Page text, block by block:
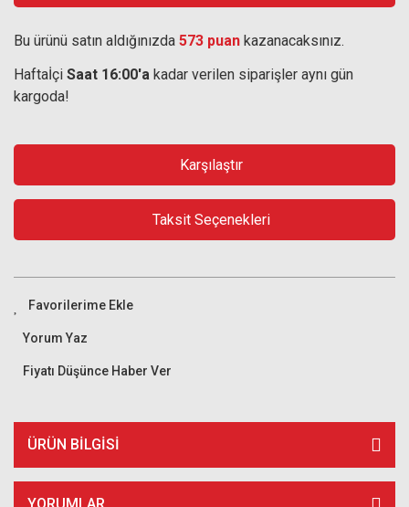
Bu ürünü satın aldığınızda 573 puan kazanacaksınız.
Haftaİçi Saat 16:00'a kadar verilen siparişler aynı gün
kargoda!
Karşılaştır
Taksit Seçenekleri
Yorum Yaz
Fiyatı Düşünce Haber Ver
ÜRÜN BILGISI